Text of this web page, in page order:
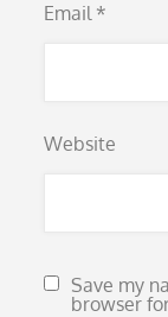
Email *
Website
Save my
browser